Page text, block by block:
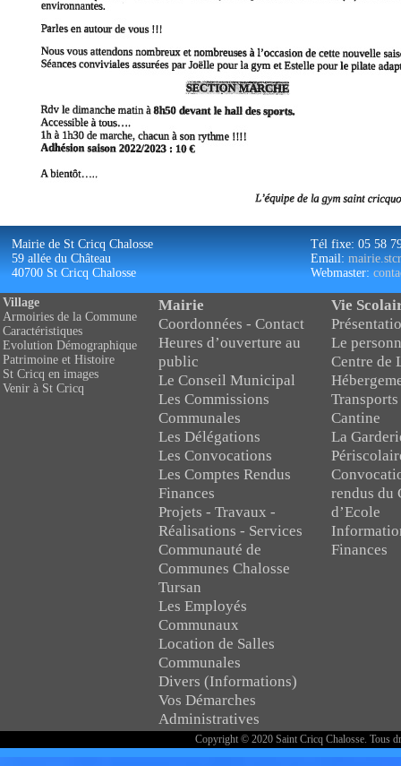
Mairie de St Cricq Chalosse
59 allée du Château
40700 St Cricq Chalosse
Tél fixe: 05 58
Email:
Webmaster:
Village
Armoiries de la Commune
Caractéristiques
Evolution Démographique
Patrimoine et Histoire
St Cricq en images
Venir à St Cricq
Mairie
Coordonnées - Contact
Heures d’ouverture au
public
Le Conseil Municipal
Les Commissions
Communales
Les Délégations
Les Convocations
Les Comptes Rendus
Finances
Projets - Travaux -
Réalisations - Services
Communauté de
Communes Chalosse
Tursan
Les Employés
Communaux
Location de Salles
Communales
Divers (Informations)
Vos Démarches
Administratives
Vie
Le
Centre de
Cantine
La
rendus du
d’Ecole
Finances
Copyright © 2020 Saint Cricq Chalosse. Tous